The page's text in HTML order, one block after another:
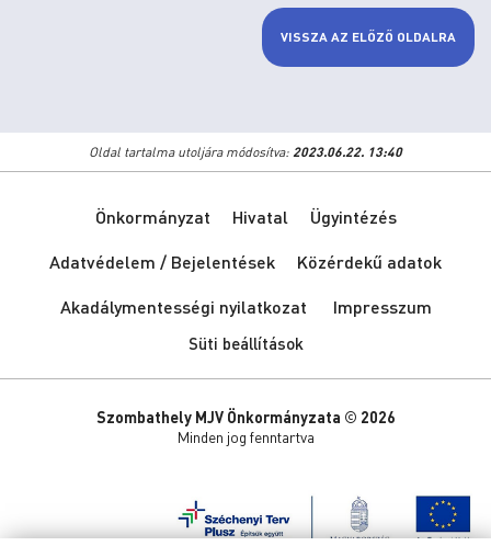
VISSZA AZ ELŐZŐ OLDALRA
Oldal tartalma utoljára módosítva: 2023.06.22. 13:40
Önkormányzat Hivatal
Ügyintézés
Adatvédelem / Bejelentések
Közérdekű adatok
Akadálymentességi nyilatkozat
Impresszum
Süti beállítások
Szombathely MJV Önkormányzata © 2026
Minden jog fenntartva